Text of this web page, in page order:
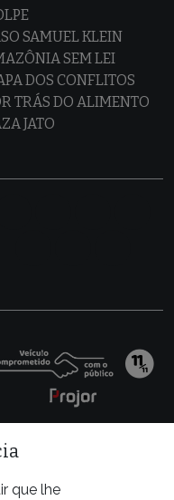
SAMUEL KLEIN
SEM LEI
DOS CONFLITOS
TRÁS DO ALIMENTO
JATO
que lhe